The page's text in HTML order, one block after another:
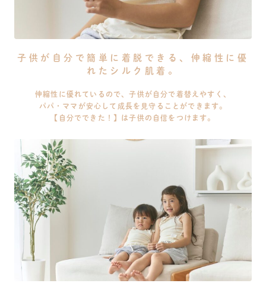
子供が自分で簡単に着脱できる、伸縮性に優
れたシルク肌着。
伸縮性に優れているので、子供が自分で着替えやすく、
パパ・ママが安心して成長を見守ることができます。
【自分でできた！】は子供の自信をつけます。